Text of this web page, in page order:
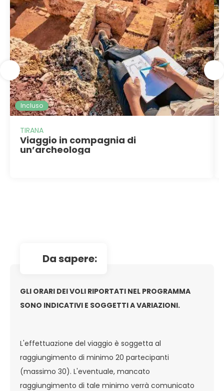
Incluso
TIRANA
Viaggio in compagnia di
un’archeologa
da sapere:
GLI ORARI DEI VOLI RIPORTATI NEL PROGRAMMA
SONO INDICATIVI E SOGGETTI A VARIAZIONI.
L'effettuazione del viaggio è soggetta al
raggiungimento di minimo 20 partecipanti
(massimo 30). L'eventuale, mancato
raggiungimento di tale minimo verrà comunicato